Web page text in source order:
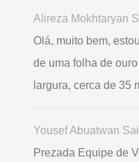
Alireza Mokhtaryan
Olá, muito bem,
de uma folha de
largura, cerca de 35
Yousef Abuatwan
Prezada Equipe de